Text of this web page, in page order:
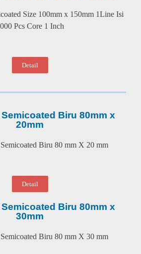
Detail
Biru 80mm x
20mm
Detail
Biru 80mm x
30mm